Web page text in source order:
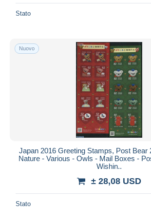
Stato
Nuovo
Japan 2016 Greeting Stamps, Post Bear
Nature - Various - Owls - Mail Boxes -
Wishin..
± 28,08 USD
Stato